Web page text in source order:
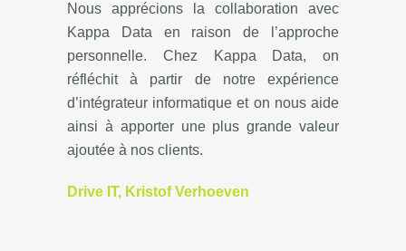
Nous apprécions la collaboration avec
Kappa Data en raison de l’approche
personnelle. Chez Kappa Data, on
réfléchit à partir de notre expérience
d’intégrateur informatique et on nous aide
ainsi à apporter une plus grande valeur
ajoutée à nos clients.
Drive IT, Kristof Verhoeven